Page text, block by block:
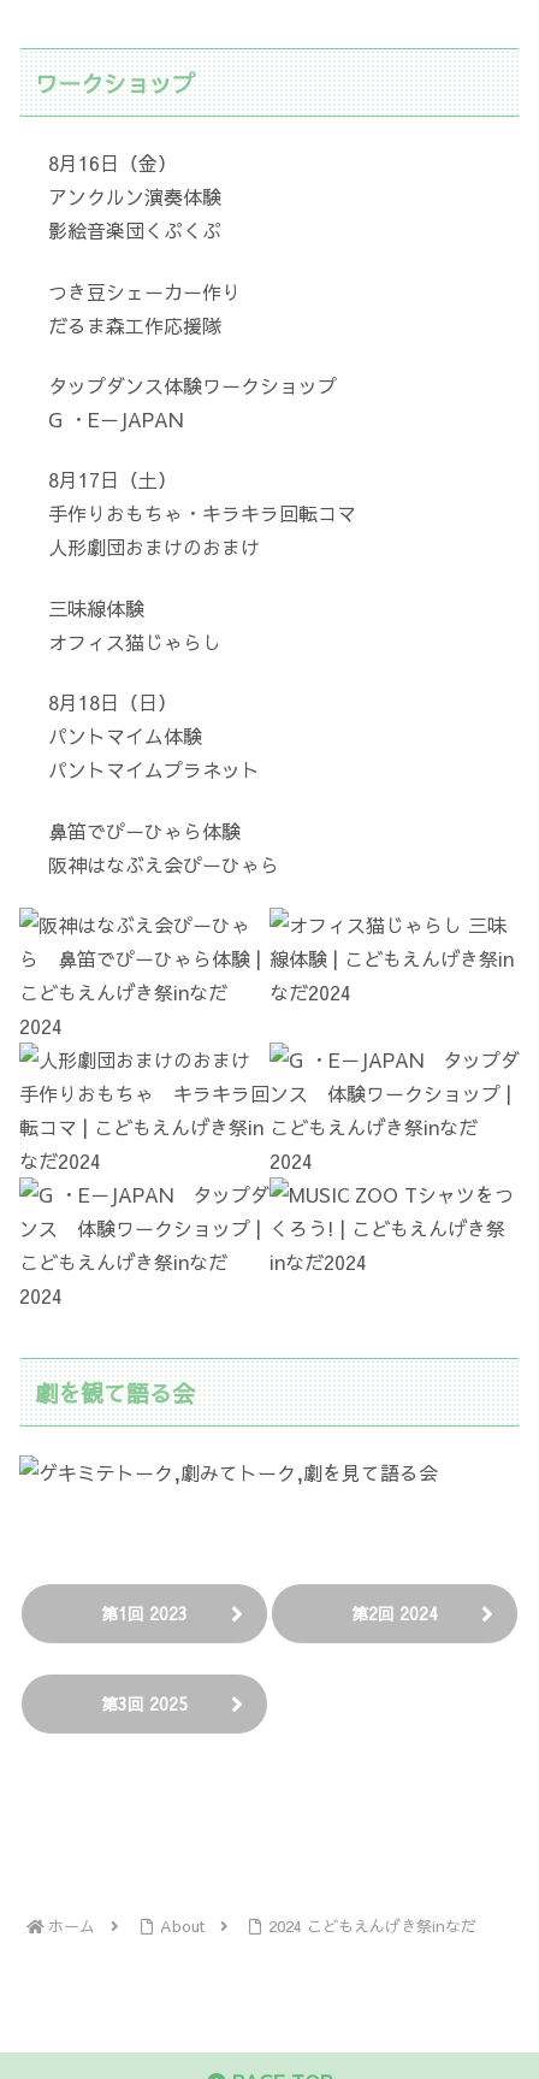
ワークショップ
8月16日（金）
アンクルン演奏体験
影絵音楽団くぷくぷ
つき豆シェーカー作り
だるま森工作応援隊
タップダンス体験ワークショップ
G ・E－JAPAN
8月17日（土）
手作りおもちゃ・キラキラ回転コマ
人形劇団おまけのおまけ
三味線体験
オフィス猫じゃらし
8月18日（日）
パントマイム体験
パントマイムプラネット
鼻笛でぴーひゃら体験
阪神はなぶえ会ぴーひゃら
劇を観て語る会
第1回 2023 第2回 2024
第3回 2025
ホーム About 2024 こどもえんげき祭inなだ